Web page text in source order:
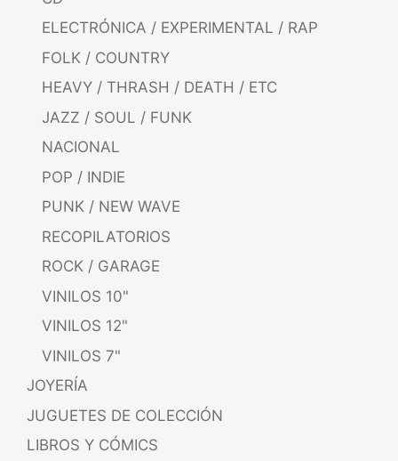
ELECTRÓNICA / EXPERIMENTAL / RAP
FOLK / COUNTRY
HEAVY / THRASH / DEATH / ETC
JAZZ / SOUL / FUNK
NACIONAL
POP / INDIE
PUNK / NEW WAVE
RECOPILATORIOS
ROCK / GARAGE
VINILOS 10"
VINILOS 12"
VINILOS 7"
JOYERÍA
JUGUETES DE COLECCIÓN
LIBROS Y CÓMICS